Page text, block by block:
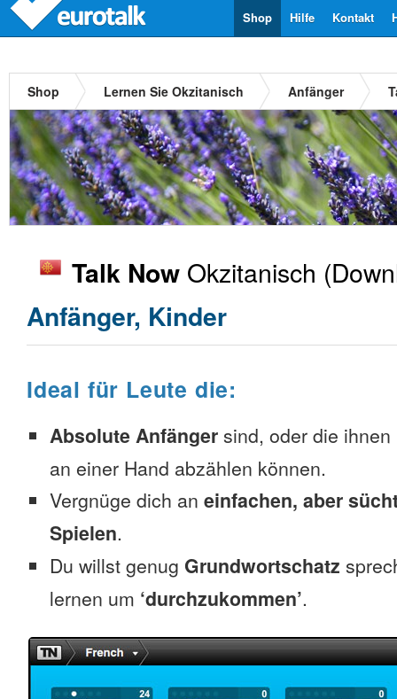
Kontakt
Hilfe
Shop
Shop Lernen Sie Okzitanisch Anfänger
Talk Now Okzitanisch
Anfänger, Kinder
Ideal für Leute die:
Absolute Anfänger sind, oder die
an einer Hand abzählen können.
Vergnüge dich an einfachen, aber
Spielen.
Du willst genug Grundwortschatz
lernen um ‘durchzukommen’.